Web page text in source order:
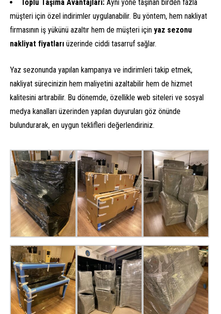
Toplu Taşıma Avantajları: Aynı yöne taşınan birden fazla
müşteri için özel indirimler uygulanabilir. Bu yöntem, hem nakliyat
firmasının iş yükünü azaltır hem de müşteri için yaz sezonu
nakliyat fiyatları üzerinde ciddi tasarruf sağlar.
Yaz sezonunda yapılan kampanya ve indirimleri takip etmek,
nakliyat sürecinizin hem maliyetini azaltabilir hem de hizmet
kalitesini artırabilir. Bu dönemde, özellikle web siteleri ve sosyal
medya kanalları üzerinden yapılan duyuruları göz önünde
bulundurarak, en uygun teklifleri değerlendiriniz.